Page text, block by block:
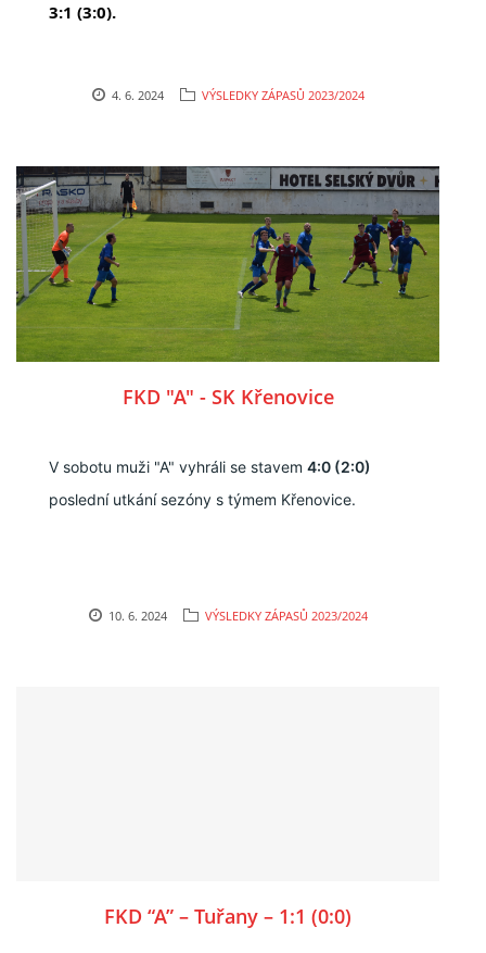
3:1 (3:0).
4. 6. 2024 VÝSLEDKY ZÁPASŮ 2023/2024
FKD "A" - SK Křenovice
V sobotu muži "A" vyhráli se stavem 4:0 (2:0)
poslední utkání sezóny s týmem Křenovice.
10. 6. 2024 VÝSLEDKY ZÁPASŮ 2023/2024
FKD “A” – Tuřany – 1:1 (0:0)